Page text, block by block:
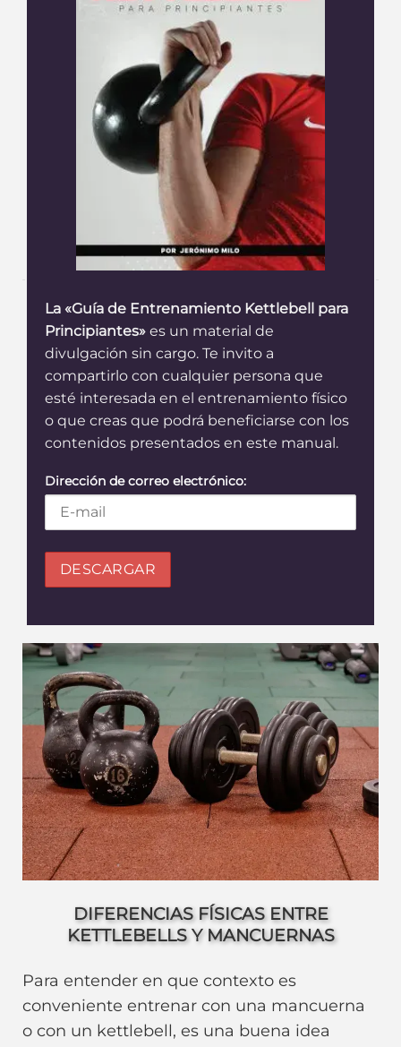
La «Guía de Entrenamiento Kettlebell para
Principiantes» es un material de
divulgación sin cargo. Te invito a
compartirlo con cualquier persona que
esté interesada en el entrenamiento físico
o que creas que podrá beneficiarse con los
contenidos presentados en este manual.
Dirección de correo electrónico:
DIFERENCIAS FÍSICAS ENTRE
KETTLEBELLS Y MANCUERNAS
Para entender en que contexto es
conveniente entrenar con una mancuerna
o con un kettlebell, es una buena idea